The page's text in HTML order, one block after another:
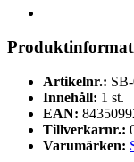
Artikelnr.:
Innehåll: 1 st.
EAN:
Tillverkarnr.:
Varumärken: